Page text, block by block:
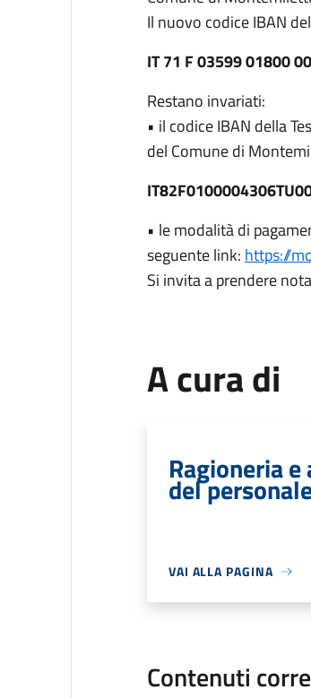
Il nuovo codice IBAN
IT 71 F 03599 01800
Restano invariati:
• il codice IBAN della
del Comune di
• le modalità di
seguente link: https://
Si invita a prendere
A cura di
Ragioneria
del
VAI ALLA PAGINA
Contenuti